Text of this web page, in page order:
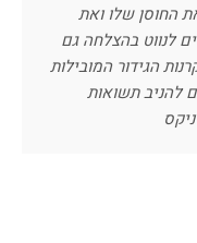
הוכיח שוב את החוסן שלו ואת
לנווט בהצלחה גם
הגידור המובילות
להניב תשואות